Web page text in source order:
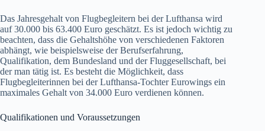
Das Jahresgehalt von Flugbegleitern bei der Lufthansa wird
auf 30.000 bis 63.400 Euro geschätzt. Es ist jedoch wichtig zu
beachten, dass die Gehaltshöhe von verschiedenen Faktoren
abhängt, wie beispielsweise der Berufserfahrung,
Qualifikation, dem Bundesland und der Fluggesellschaft, bei
der man tätig ist. Es besteht die Möglichkeit, dass
Flugbegleiterinnen bei der Lufthansa-Tochter Eurowings ein
maximales Gehalt von 34.000 Euro verdienen können.
Qualifikationen und Voraussetzungen